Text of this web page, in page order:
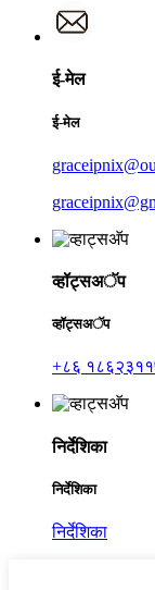
ई-मेल
ई-मेल
व्हॉट्सअॅप
व्हॉट्सअॅप
+८६
निर्देशिका
निर्देशिका
निर्देशिका